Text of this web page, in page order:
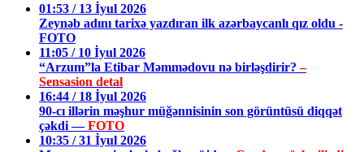
01:53 / 13 İyul 2026
Zeynəb adını tarixə yazdıran ilk azərbaycanlı qız oldu -
FOTO
11:05 / 10 İyul 2026
“Arzum”la Etibar Məmmədovu nə birləşdirir?–
Sensasion detal
16:44 / 18 İyul 2026
90-cı illərin məşhur müğənnisinin son görüntüsü diqqət
çəkdi —FOTO
10:35 / 31 İyul 2026